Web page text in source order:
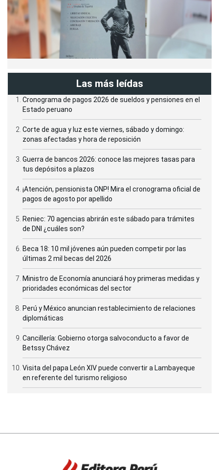
Las más leídas
Cronograma de pagos 2026 de sueldos y pensiones en el
Estado peruano
Corte de agua y luz este viernes, sábado y domingo:
zonas afectadas y hora de reposición
Guerra de bancos 2026: conoce las mejores tasas para
tus depósitos a plazos
¡Atención, pensionista ONP! Mira el cronograma oficial de
pagos de agosto por apellido
Reniec: 70 agencias abrirán este sábado para trámites
de DNI ¿cuáles son?
Beca 18: 10 mil jóvenes aún pueden competir por las
últimas 2 mil becas del 2026
Ministro de Economía anunciará hoy primeras medidas y
prioridades económicas del sector
Perú y México anuncian restablecimiento de relaciones
diplomáticas
Cancillería: Gobierno otorga salvoconducto a favor de
Betssy Chávez
Visita del papa León XIV puede convertir a Lambayeque
en referente del turismo religioso